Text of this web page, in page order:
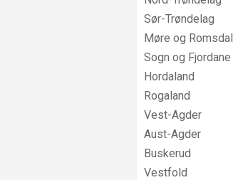
Sør-Trøndelag
Møre og Romsdal
Sogn og Fjordane
Hordaland
Rogaland
Vest-Agder
Aust-Agder
Buskerud
Vestfold